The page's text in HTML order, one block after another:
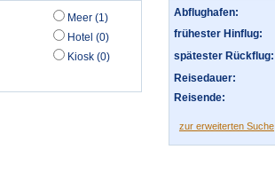
Meer (1)
Hotel (0)
Kiosk (0)
Abflughafen:
frühester Hinflug:
spätester Rückflug:
Reisedauer:
Reisende:
zur erweiterten Suche